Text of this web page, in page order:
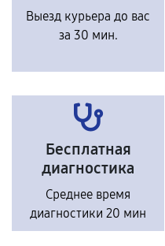
Выезд курьера до вас
за 30 мин.
Бесплатная
диагностика
Среднее время
диагностики 20 мин